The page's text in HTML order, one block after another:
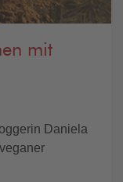
mit
Daniela